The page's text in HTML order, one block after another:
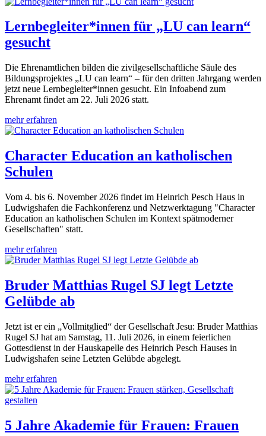
Lernbegleiter*innen für „LU can learn“
gesucht
Die Ehrenamtlichen bilden die zivilgesellschaftliche Säule des
Bildungsprojektes „LU can learn“ – für den dritten Jahrgang werden
jetzt neue Lernbegleiter*innen gesucht. Ein Infoabend zum
Ehrenamt findet am 22. Juli 2026 statt.
mehr erfahren
Character Education an katholischen
Schulen
Vom 4. bis 6. November 2026 findet im Heinrich Pesch Haus in
Ludwigshafen die Fachkonferenz und Netzwerktagung "Character
Education an katholischen Schulen im Kontext spätmoderner
Gesellschaften" statt.
mehr erfahren
Bruder Matthias Rugel SJ legt Letzte
Gelübde ab
Jetzt ist er ein „Vollmitglied“ der Gesellschaft Jesu: Bruder Matthias
Rugel SJ hat am Samstag, 11. Juli 2026, in einem feierlichen
Gottesdienst in der Hauskapelle des Heinrich Pesch Hauses in
Ludwigshafen seine Letzten Gelübde abgelegt.
mehr erfahren
5 Jahre Akademie für Frauen: Frauen